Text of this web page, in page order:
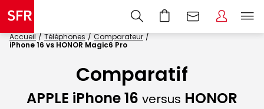
Accueil Téléphones
Comparateur
iPhone 16 vs HONOR Magic6 Pro
Comparatif
APPLE iPhone 16 versus HONOR